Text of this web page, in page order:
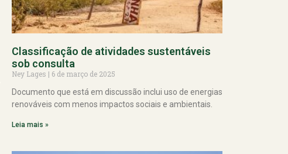
Classificação de atividades sustentáveis
sob consulta
Ney Lages
6 de março de 2025
Documento que está em discussão inclui uso de energias
renováveis com menos impactos sociais e ambientais.
Leia mais »